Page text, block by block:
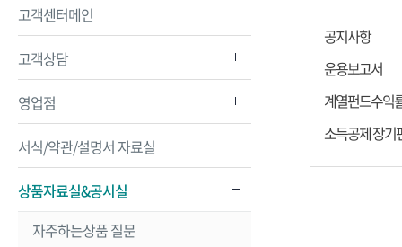
고객센터메인
고객상담
영업점
서식/약관/설명서 자료실
상품자료실&공시실
자주하는상품 질문
공지사항
운용보고서
계열펀드수익
소득공제 장기